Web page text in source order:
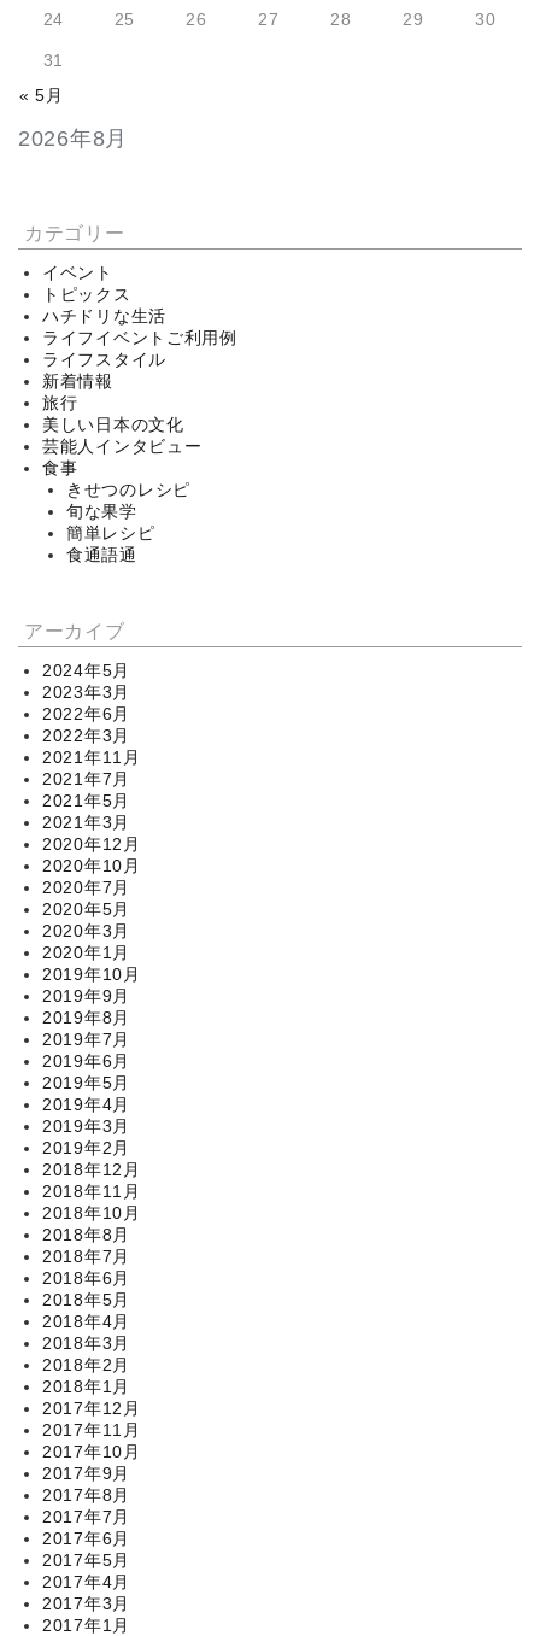
2026年8月
« 5月
24 25 26 27 28 29 30
31
カテゴリー
イベント
トピックス
ハチドリな生活
ライフイベントご利用例
ライフスタイル
新着情報
旅行
美しい日本の文化
芸能人インタビュー
食事
きせつのレシピ
旬な果学
簡単レシピ
食通語通
アーカイブ
2024年5月
2023年3月
2022年6月
2022年3月
2021年11月
2021年7月
2021年5月
2021年3月
2020年12月
2020年10月
2020年7月
2020年5月
2020年3月
2020年1月
2019年10月
2019年9月
2019年8月
2019年7月
2019年6月
2019年5月
2019年4月
2019年3月
2019年2月
2018年12月
2018年11月
2018年10月
2018年8月
2018年7月
2018年6月
2018年5月
2018年4月
2018年3月
2018年2月
2018年1月
2017年12月
2017年11月
2017年10月
2017年9月
2017年8月
2017年7月
2017年6月
2017年5月
2017年4月
2017年3月
2017年1月